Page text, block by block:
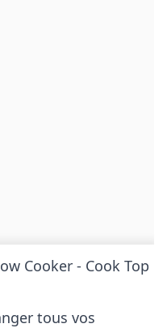
Cooker - Cook Top
tous vos